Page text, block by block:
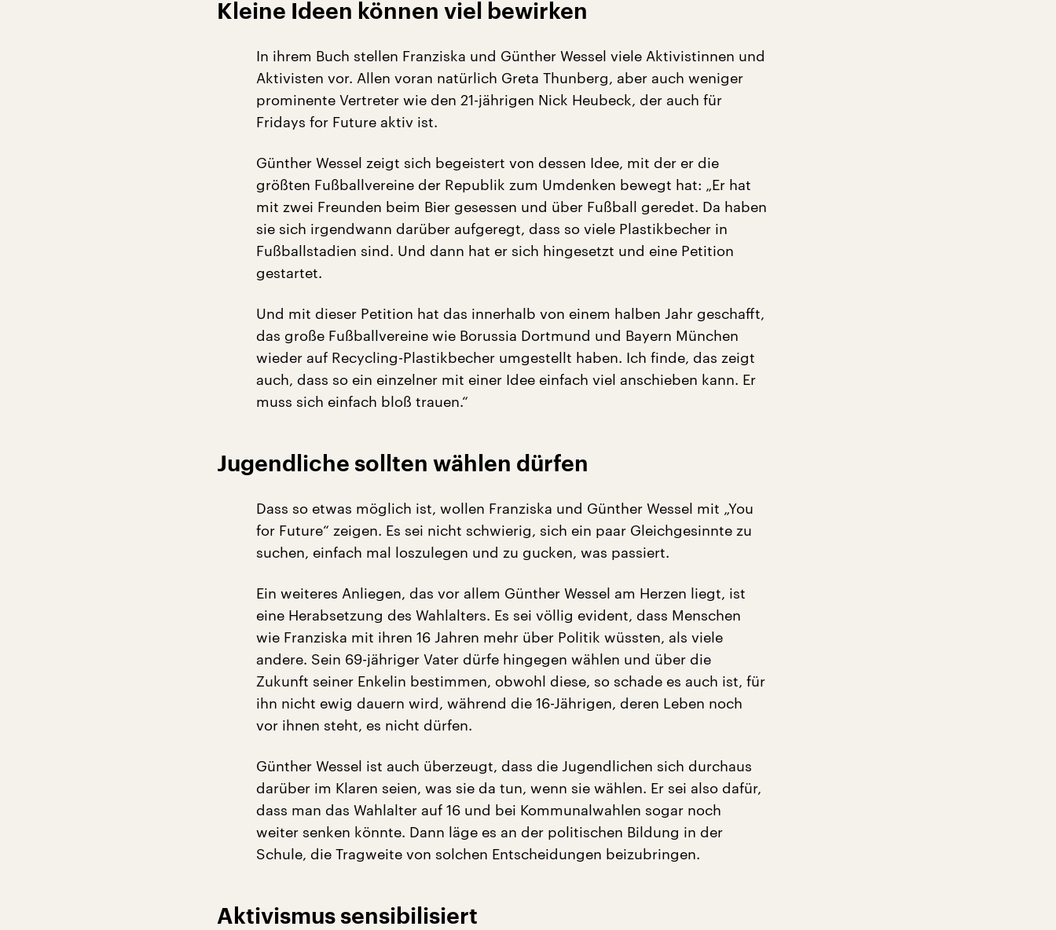
Kleine Ideen können viel bewirken
In ihrem Buch stellen Franziska und Günther Wessel viele Aktivistinnen und
Aktivisten vor. Allen voran natürlich Greta Thunberg, aber auch weniger
prominente Vertreter wie den 21-jährigen Nick Heubeck, der auch für
Fridays for Future aktiv ist.
Günther Wessel zeigt sich begeistert von dessen Idee, mit der er die
größten Fußballvereine der Republik zum Umdenken bewegt hat: „Er hat
mit zwei Freunden beim Bier gesessen und über Fußball geredet. Da haben
sie sich irgendwann darüber aufgeregt, dass so viele Plastikbecher in
Fußballstadien sind. Und dann hat er sich hingesetzt und eine Petition
gestartet.
Und mit dieser Petition hat das innerhalb von einem halben Jahr geschafft,
das große Fußballvereine wie Borussia Dortmund und Bayern München
wieder auf Recycling-Plastikbecher umgestellt haben. Ich finde, das zeigt
auch, dass so ein einzelner mit einer Idee einfach viel anschieben kann. Er
muss sich einfach bloß trauen.“
Jugendliche sollten wählen dürfen
Dass so etwas möglich ist, wollen Franziska und Günther Wessel mit „You
for Future“ zeigen. Es sei nicht schwierig, sich ein paar Gleichgesinnte zu
suchen, einfach mal loszulegen und zu gucken, was passiert.
Ein weiteres Anliegen, das vor allem Günther Wessel am Herzen liegt, ist
eine Herabsetzung des Wahlalters. Es sei völlig evident, dass Menschen
wie Franziska mit ihren 16 Jahren mehr über Politik wüssten, als viele
andere. Sein 69-jähriger Vater dürfe hingegen wählen und über die
Zukunft seiner Enkelin bestimmen, obwohl diese, so schade es auch ist, für
ihn nicht ewig dauern wird, während die 16-Jährigen, deren Leben noch
vor ihnen steht, es nicht dürfen.
Günther Wessel ist auch überzeugt, dass die Jugendlichen sich durchaus
darüber im Klaren seien, was sie da tun, wenn sie wählen. Er sei also dafür,
dass man das Wahlalter auf 16 und bei Kommunalwahlen sogar noch
weiter senken könnte. Dann läge es an der politischen Bildung in der
Schule, die Tragweite von solchen Entscheidungen beizubringen.
Aktivismus sensibilisiert